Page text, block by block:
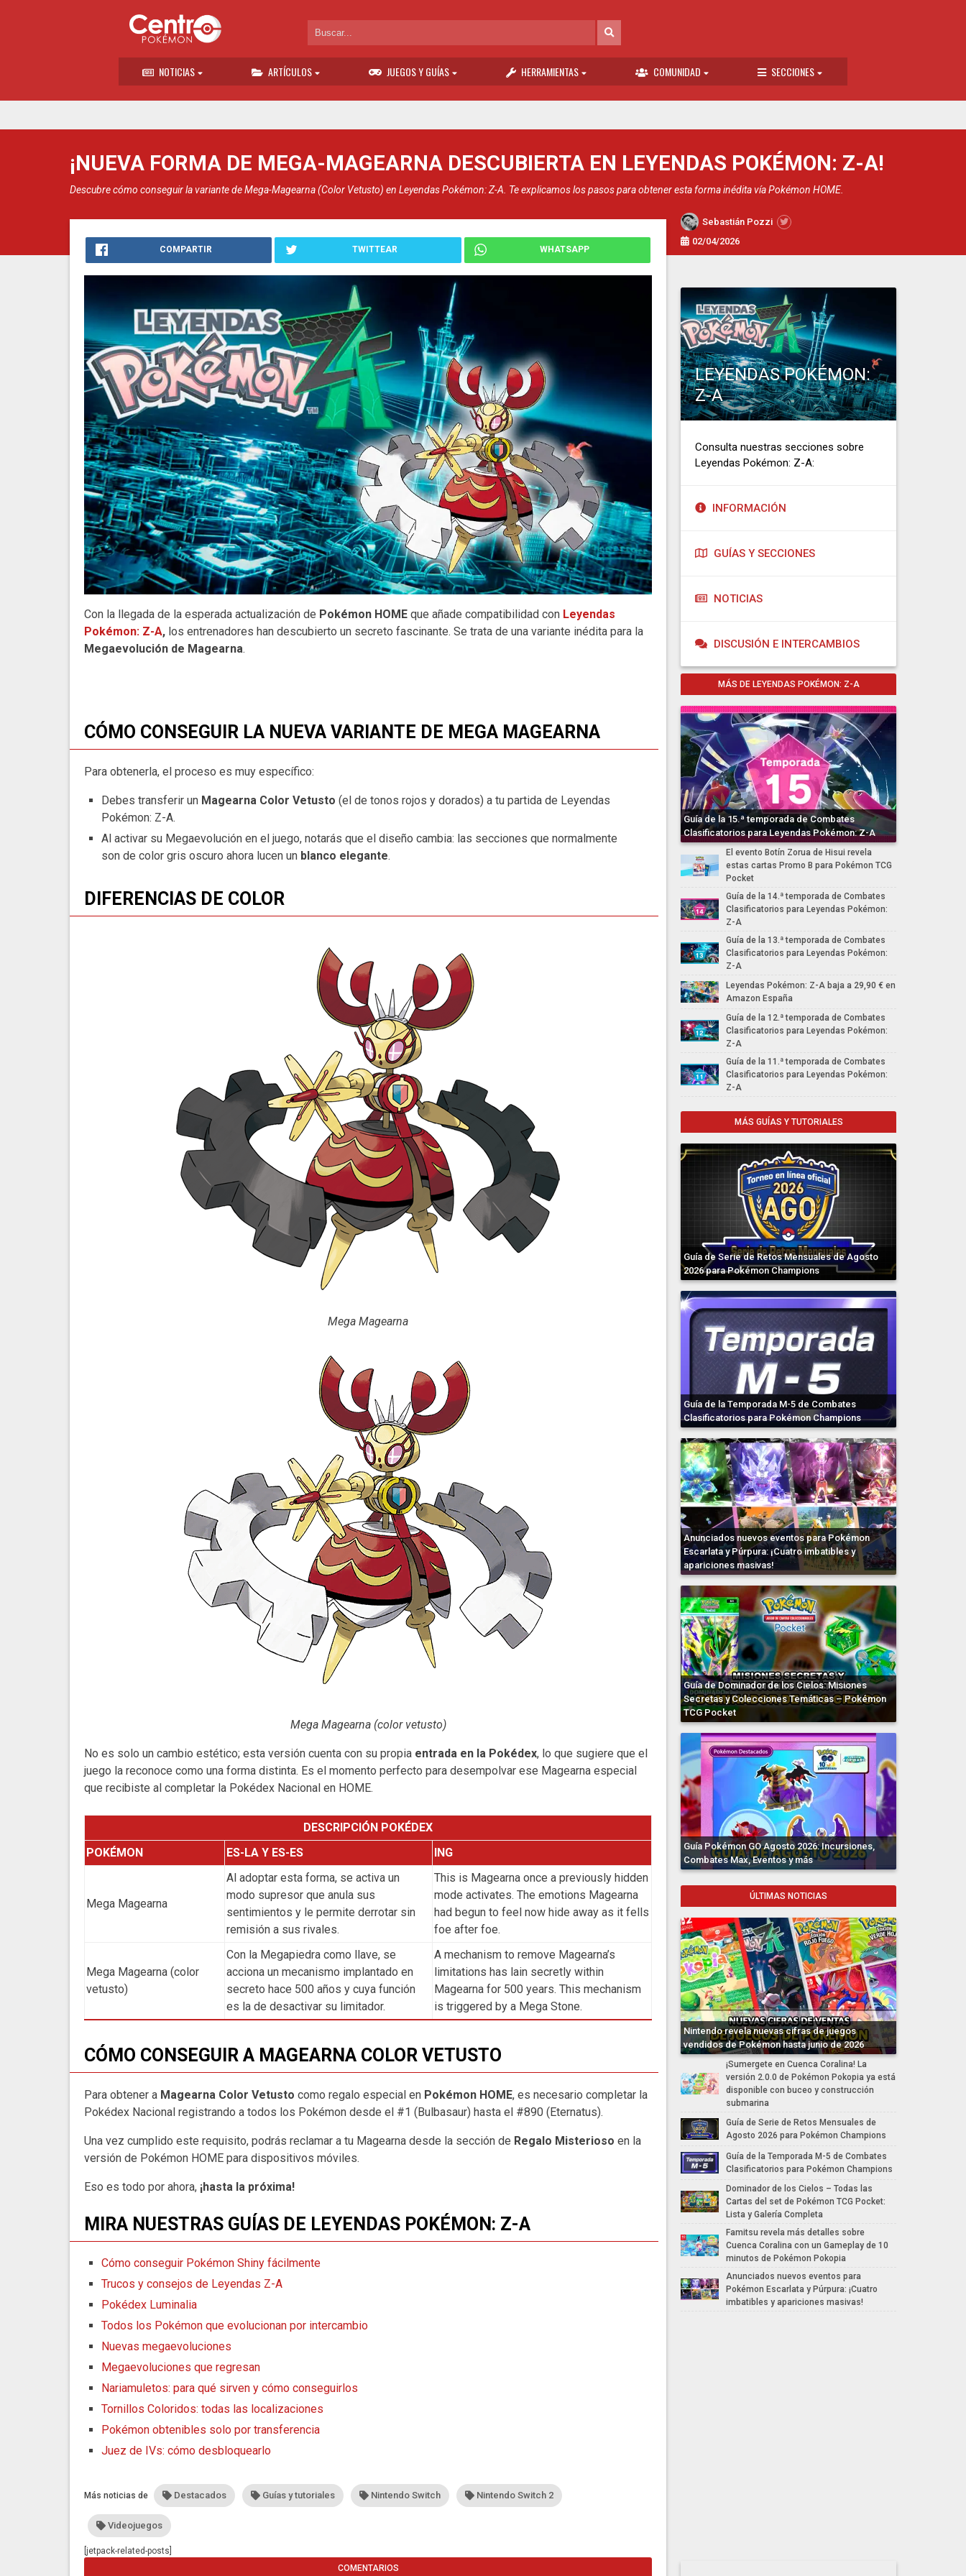
NOTICIAS ARTÍCULOS JUEGOS Y GUÍAS HERRAMIENTAS COMUNIDAD SECCIONES
¡NUEVA FORMA DE MEGA-MAGEARNA DESCUBIERTA EN LEYENDAS POKÉMON: Z-A!
Descubre cómo conseguir la variante de Mega-Magearna (Color Vetusto) en Leyendas Pokémon: Z-A. Te explicamos los pasos para obtener esta forma inédita vía Pokémon HOME.
Sebastián Pozzi
02/04/2026
COMPARTIR TWITTEAR WHATSAPP
Con la llegada de la esperada actualización de Pokémon HOME que añade compatibilidad con Leyendas
Pokémon: Z-A, los entrenadores han descubierto un secreto fascinante. Se trata de una variante inédita para la
Megaevolución de Magearna.
CÓMO CONSEGUIR LA NUEVA VARIANTE DE MEGA MAGEARNA
Para obtenerla, el proceso es muy específico:
Debes transferir un Magearna Color Vetusto (el de tonos rojos y dorados) a tu partida de Leyendas
Pokémon: Z-A.
Al activar su Megaevolución en el juego, notarás que el diseño cambia: las secciones que normalmente
son de color gris oscuro ahora lucen un blanco elegante.
DIFERENCIAS DE COLOR
Mega Magearna
Mega Magearna (color vetusto)
No es solo un cambio estético; esta versión cuenta con su propia entrada en la Pokédex, lo que sugiere que el
juego la reconoce como una forma distinta. Es el momento perfecto para desempolvar ese Magearna especial
que recibiste al completar la Pokédex Nacional en HOME.
DESCRIPCIÓN POKÉDEX
POKÉMON
ES-LA Y ES-ES ING
Mega Magearna
Al adoptar esta forma, se activa un
modo supresor que anula sus
sentimientos y le permite derrotar sin
remisión a sus rivales.
This is Magearna once a previously hidden
mode activates. The emotions Magearna
had begun to feel now hide away as it fells
foe after foe.
Mega Magearna (color
vetusto)
Con la Megapiedra como llave, se
acciona un mecanismo implantado en
secreto hace 500 años y cuya función
es la de desactivar su limitador.
A mechanism to remove Magearna’s
limitations has lain secretly within
Magearna for 500 years. This mechanism
is triggered by a Mega Stone.
CÓMO CONSEGUIR A MAGEARNA COLOR VETUSTO
Para obtener a Magearna Color Vetusto como regalo especial en Pokémon HOME, es necesario completar la
Pokédex Nacional registrando a todos los Pokémon desde el #1 (Bulbasaur) hasta el #890 (Eternatus).
Una vez cumplido este requisito, podrás reclamar a tu Magearna desde la sección de Regalo Misterioso en la
versión de Pokémon HOME para dispositivos móviles.
Eso es todo por ahora, ¡hasta la próxima!
MIRA NUESTRAS GUÍAS DE LEYENDAS POKÉMON: Z-A
Cómo conseguir Pokémon Shiny fácilmente
Trucos y consejos de Leyendas Z-A
Pokédex Luminalia
Todos los Pokémon que evolucionan por intercambio
Nuevas megaevoluciones
Megaevoluciones que regresan
Nariamuletos: para qué sirven y cómo conseguirlos
Tornillos Coloridos: todas las localizaciones
Pokémon obtenibles solo por transferencia
Juez de IVs: cómo desbloquearlo
Más noticias de Destacados Guías y tutoriales Nintendo Switch Nintendo Switch 2
Videojuegos
[jetpack-related-posts]
COMENTARIOS
LEYENDAS POKÉMON:
Z-A
Consulta nuestras secciones sobre
Leyendas Pokémon: Z-A:
INFORMACIÓN
GUÍAS Y SECCIONES
NOTICIAS
DISCUSIÓN E INTERCAMBIOS
MÁS DE LEYENDAS POKÉMON: Z-A
Guía de la 15.ª temporada de Combates
Clasificatorios para Leyendas Pokémon: Z-A
El evento Botín Zorua de Hisui revela
estas cartas Promo B para Pokémon TCG
Pocket
Guía de la 14.ª temporada de Combates
Clasificatorios para Leyendas Pokémon:
Z-A
Guía de la 13.ª temporada de Combates
Clasificatorios para Leyendas Pokémon:
Z-A
Leyendas Pokémon: Z-A baja a 29,90 € en
Amazon España
Guía de la 12.ª temporada de Combates
Clasificatorios para Leyendas Pokémon:
Z-A
Guía de la 11.ª temporada de Combates
Clasificatorios para Leyendas Pokémon:
Z-A
MÁS GUÍAS Y TUTORIALES
Guía de Serie de Retos Mensuales de Agosto
2026 para Pokémon Champions
Guía de la Temporada M-5 de Combates
Clasificatorios para Pokémon Champions
Anunciados nuevos eventos para Pokémon
Escarlata y Púrpura: ¡Cuatro imbatibles y
apariciones masivas!
Guía de Dominador de los Cielos: Misiones
Secretas y Colecciones Temáticas – Pokémon
TCG Pocket
Guía Pokémon GO Agosto 2026: Incursiones,
Combates Max, Eventos y más
ÚLTIMAS NOTICIAS
Nintendo revela nuevas cifras de juegos
vendidos de Pokémon hasta junio de 2026
¡Sumergete en Cuenca Coralina! La
versión 2.0.0 de Pokémon Pokopia ya está
disponible con buceo y construcción
submarina
Guía de Serie de Retos Mensuales de
Agosto 2026 para Pokémon Champions
Guía de la Temporada M-5 de Combates
Clasificatorios para Pokémon Champions
Dominador de los Cielos – Todas las
Cartas del set de Pokémon TCG Pocket:
Lista y Galería Completa
Famitsu revela más detalles sobre
Cuenca Coralina con un Gameplay de 10
minutos de Pokémon Pokopia
Anunciados nuevos eventos para
Pokémon Escarlata y Púrpura: ¡Cuatro
imbatibles y apariciones masivas!